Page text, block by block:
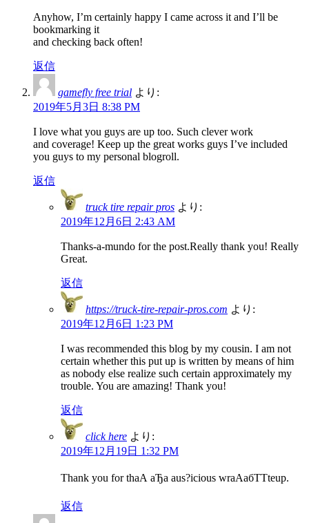
Anyhow, I’m certainly happy I came across it and I’ll be
bookmarking it
and checking back often!
返信
gamefly free trial より:
2019年5月3日 8:38 PM
I love what you guys are up too. Such clever work
and coverage! Keep up the great works guys I’ve included
you guys to my personal blogroll.
返信
truck tire repair pros より:
2019年12月6日 2:43 AM
Thanks-a-mundo for the post.Really thank you! Really
Great.
返信
https://truck-tire-repair-pros.com より:
2019年12月6日 1:23 PM
I was recommended this blog by my cousin. I am not
certain whether this put up is written by means of him
as nobody else realize such certain approximately my
trouble. You are amazing! Thank you!
返信
click here より:
2019年12月19日 1:32 PM
Thank you for thаА аЂа aus?icious wrаАабТТteup.
返信